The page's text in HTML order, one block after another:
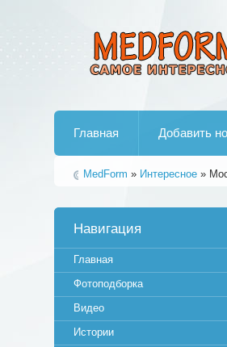
Главная Добавить
MedForm » Интересное »
Навигация
Главная
Фотоподборка
Видео
Истории